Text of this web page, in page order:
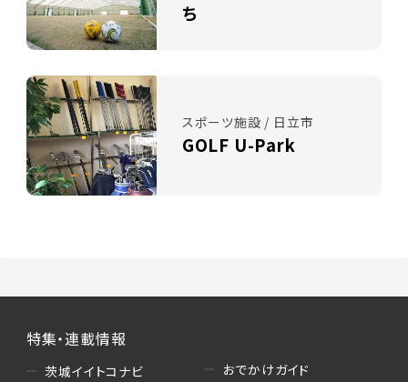
ち
スポーツ施設 / 日立市
GOLF U-Park
特集・連載情報
茨城イイトコナビ
おでかけガイド